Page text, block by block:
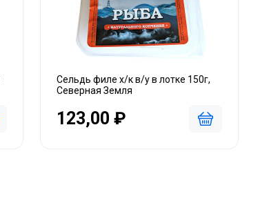
Сельдь филе х/к в/у в лотке 150г,
Северная Земля
123,00 ₽